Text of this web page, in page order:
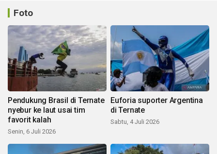
Foto
Pendukung Brasil di Ternate
nyebur ke laut usai tim
favorit kalah
Senin, 6 Juli 2026
Euforia suporter Argentina
di Ternate
Sabtu, 4 Juli 2026